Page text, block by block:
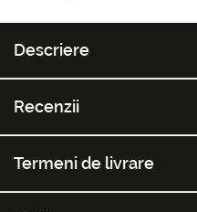
Descriere
Recenzii
Termeni de livrare